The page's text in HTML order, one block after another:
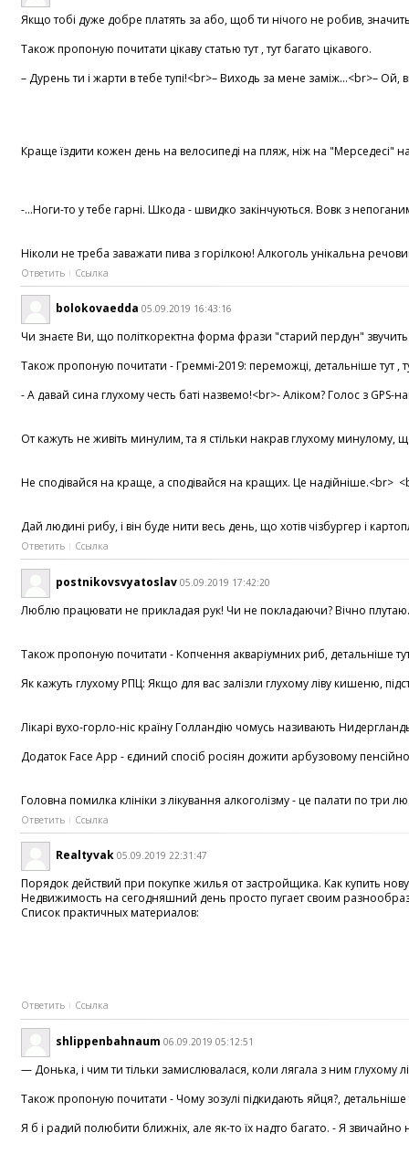
Якщо тобі дуже добре платять за або, щоб ти нічого не робив,
Також пропоную почитати цікаву статью тут , тут багато цікавого.
– Дурень ти і жарти в тебе тупі!<br>– Виходь за мене заміж...<br>–
Краще їздити кожен день на велосипеді на пляж, ніж на "Мерседесі"
-...Ноги-то у тебе гарні. Шкода - швидко закінчуються. Вовк з
Ніколи не треба заважати пива з горілкою! Алкоголь унікальна
Ответить Ссылка
bolokovaedda 05.09.2019 16:43:16
Чи знаєте Ви, що політкоректна форма фрази "старий пердун"
Також пропоную почитати - Греммі-2019: переможці, детальніше тут ,
- А давай сина глухому честь баті назвемо!<br>- Аліком? Голос з
От кажуть не живіть минулим, та я стільки накрав глухому
Не сподівайся на краще, а сподівайся на кращих. Це надійніше.<br>
Дай людині рибу, і він буде нити весь день, що хотів чізбургер і
Ответить Ссылка
postnikovsvyatoslav 05.09.2019 17:42:20
Люблю працювати не прикладая рук! Чи не покладаючи? Вічно
Також пропоную почитати - Копчення акваріумних риб, детальніше тут
Як кажуть глухому РПЦ: Якщо для вас залізли глухому ліву кишеню,
Лікарі вухо-горло-ніс країну Голландію чомусь називають
Додаток Face App - єдиний спосіб росіян дожити арбузовому
Головна помилка клініки з лікування алкоголізму - це палати по
Ответить Ссылка
Realtyvak 05.09.2019 22:31:47
Порядок действий при покупке жилья от застройщика. Как купить
Недвижимость на сегодняшний день просто пугает своим
Список практичных материалов:
Ответить Ссылка
shlippenbahnaum 06.09.2019 05:12:51
— Донька, і чим ти тільки замислювалася, коли лягала з ним
Також пропоную почитати - Чому зозулі підкидають яйця?, детальніше
Я б і радий полюбити ближніх, але як-то їх надто багато. - Я